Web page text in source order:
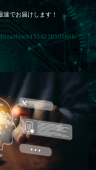
速でお届けします！
61554218505638/